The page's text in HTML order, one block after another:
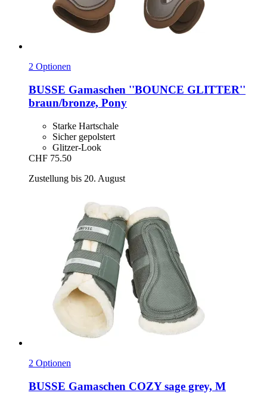
2 Optionen
BUSSE Gamaschen ''BOUNCE GLITTER''
braun/bronze, Pony
Starke Hartschale
Sicher gepolstert
Glitzer-Look
CHF 75.50
Zustellung bis 20. August
2 Optionen
BUSSE Gamaschen COZY sage grey, M